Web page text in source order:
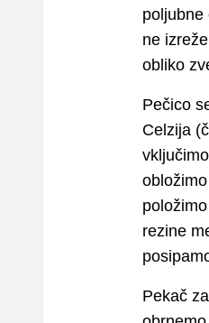
poljubne
ne
obliko
Pečico
Celzija
rezine
Pekač